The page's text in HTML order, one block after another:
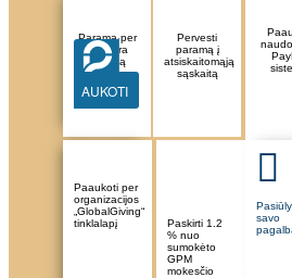
Parama per
Paysera
sistemą
AUKOTI
Pervesti
paramą į
atsiskaitomąją
sąskaitą
Paaukoti per
organizacijos
„GlobalGiving“
tinklalapį
Paskirti 1.2
% nuo
sumokėto
GPM
mokesčio
savo